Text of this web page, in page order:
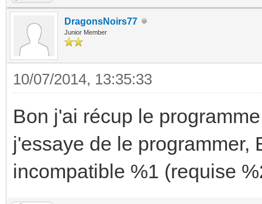
DragonsNoirs77
Junior Member
10/07/2014, 13:35:33
Bon j'ai récup le
j'essaye de le programmer,
incompatible %1 (requise